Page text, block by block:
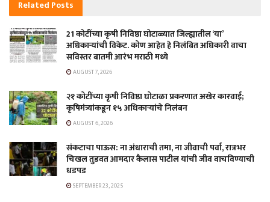
Related Posts
21 कोटींच्या कृषी निविष्ठा घोटाळ्यात जिल्ह्यातील ‘या’
अधिकाऱ्यांची विकेट. कोण आहेत हे निलंबित अधिकारी वाचा
सविस्तर बातमी आरंभ मराठी मध्ये
AUGUST 7, 2026
२१ कोटींच्या कृषी निविष्ठा घोटाळा प्रकरणात अखेर कारवाई;
कृषिमंत्र्यांकडून १५ अधिकाऱ्यांचे निलंबन
AUGUST 6, 2026
संकटाचा पाऊस: ना अंधाराची तमा, ना जीवाची पर्वा, रात्रभर
चिखल तुडवत आमदार कैलास पाटील यांची जीव वाचविण्याची
धडपड
SEPTEMBER 23, 2025